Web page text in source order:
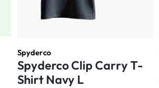
Spyderco
Spyderco Clip Carry T-
Shirt Navy L